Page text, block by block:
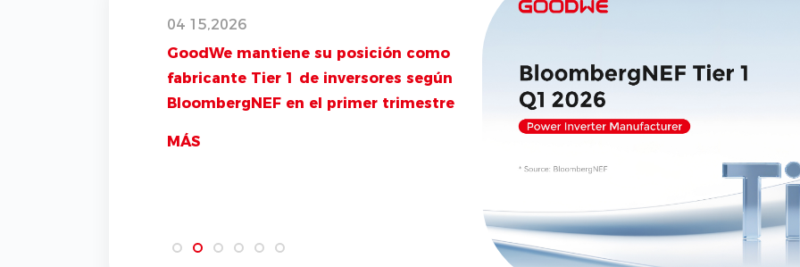
04 15,2026
GoodWe mantiene su posición como
fabricante Tier 1 de inversores según
BloombergNEF en el primer trimestre
de 2026
MÁS